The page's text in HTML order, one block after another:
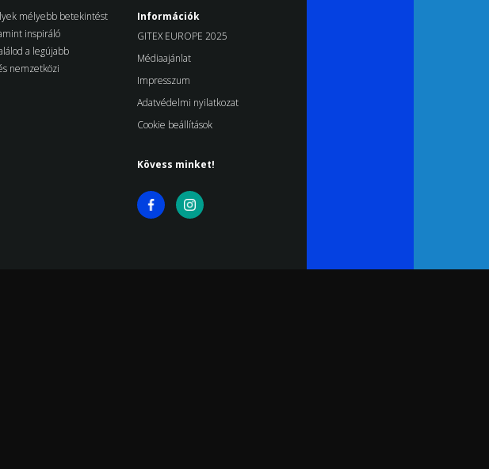
mélyebb betekintést
inspiráló
a legújabb
nemzetközi
Információk
GITEX EUROPE 2025
Médiaajánlat
Impresszum
Adatvédelmi nyilatkozat
Cookie beállítások
Kövess minket!